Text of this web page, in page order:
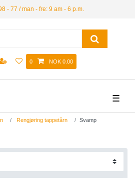
- 77 / man - fre: 9 am - 6 p.m.
0 NOK 0.00
☰
Rengjøring tappetårn Svamp